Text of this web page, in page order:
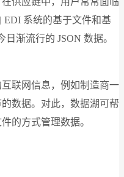
EDI 系统的基于文件和基
渐流行的 JSON 数据。
联网信息，例如制造商一
数据。对此，数据湖可帮
的方式管理数据。